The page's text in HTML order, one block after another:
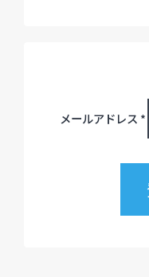
メールアドレス *